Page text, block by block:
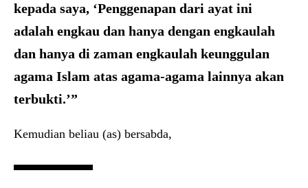
kepada saya, ‘Penggenapan dari ayat ini
adalah engkau dan hanya dengan engkaulah
dan hanya di zaman engkaulah keunggulan
agama Islam atas agama-agama lainnya akan
terbukti.’”
Kemudian beliau (as) bersabda,